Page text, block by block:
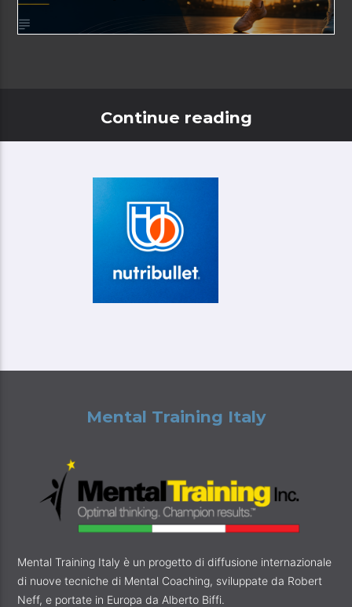
Continue reading
Mental Training Italy
Mental Training Italy è un progetto di diffusione internazionale
di nuove tecniche di Mental Coaching, sviluppate da Robert
Neff, e portate in Europa da Alberto Biffi.